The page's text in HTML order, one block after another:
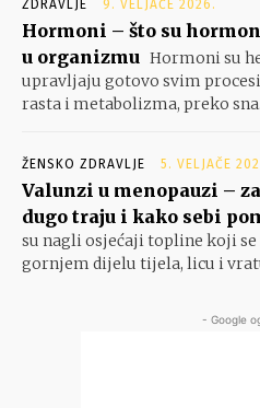
ZDRAVLJE 9. VELJAČE 2026.
Hormoni – što su
u organizmu Hormoni su
upravljaju gotovo svim
rasta i metabolizma, preko
ŽENSKO ZDRAVLJE 5. VELJAČE
Valunzi u menopauzi –
dugo traju i kako sebi
su nagli osjećaji topline koji se
gornjem dijelu tijela, licu i
- Google